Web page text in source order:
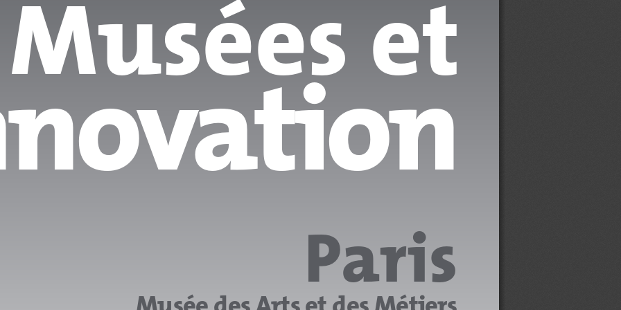
Paris
Musée des Arts et des Métiers